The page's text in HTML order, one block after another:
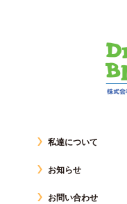
私達について
お知らせ
お問い合わせ